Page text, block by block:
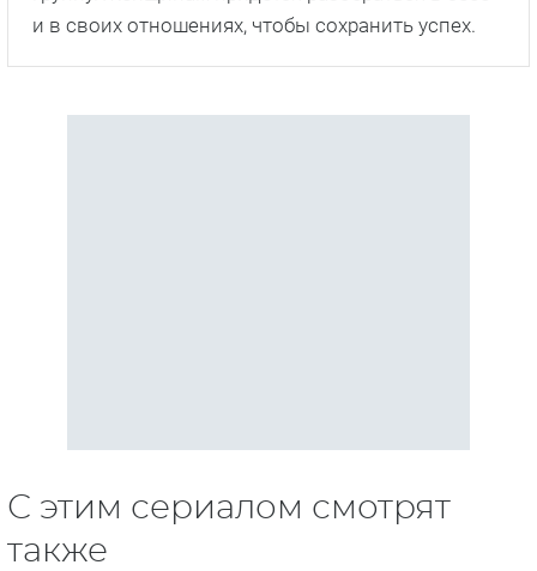
и в своих отношениях, чтобы сохранить успех.
С этим сериалом смотрят
также